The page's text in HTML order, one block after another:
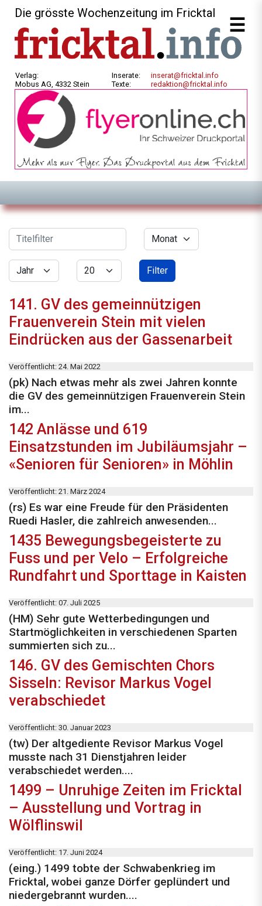
Die grösste Wochenzeitung im Fricktal
Verlag:
Mobus AG, 4332 Stein
Inserate:
Texte:
inserat@fricktal.info
redaktion@fricktal.info
Filter
Titelfilter Monat
Jahr Anzeige #
Filter
141. GV des gemeinnützigen
Frauenverein Stein mit vielen
Eindrücken aus der Gassenarbeit
Veröffentlicht: 24. Mai 2022
(pk) Nach etwas mehr als zwei Jahren konnte
die GV des gemeinnützigen Frauenverein Stein
im...
142 Anlässe und 619
Einsatzstunden im Jubiläumsjahr –
«Senioren für Senioren» in Möhlin
Veröffentlicht: 21. März 2024
(rs) Es war eine Freude für den Präsidenten
Ruedi Hasler, die zahlreich anwesenden...
1435 Bewegungsbegeisterte zu
Fuss und per Velo – Erfolgreiche
Rundfahrt und Sporttage in Kaisten
Veröffentlicht: 07. Juli 2025
(HM) Sehr gute Wetterbedingungen und
Startmöglichkeiten in verschiedenen Sparten
summierten sich zu...
146. GV des Gemischten Chors
Sisseln: Revisor Markus Vogel
verabschiedet
Veröffentlicht: 30. Januar 2023
(tw) Der altgediente Revisor Markus Vogel
musste nach 31 Dienstjahren leider
verabschiedet werden....
1499 – Unruhige Zeiten im Fricktal
– Ausstellung und Vortrag in
Wölflinswil
Veröffentlicht: 17. Juni 2024
(eing.) 1499 tobte der Schwabenkrieg im
Fricktal, wobei ganze Dörfer geplündert und
niedergebrannt wurden....